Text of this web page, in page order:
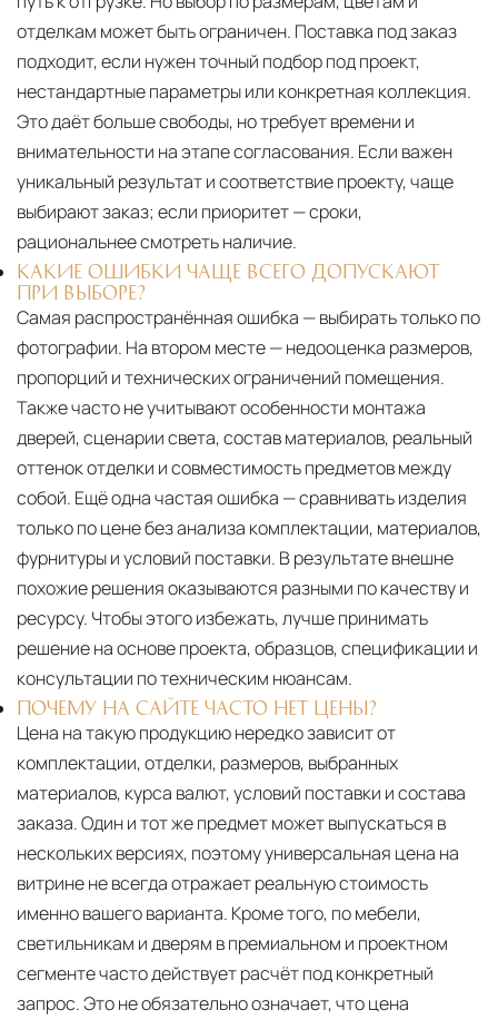
отделкам может быть ограничен. Поставка под заказ
подходит, если нужен точный подбор под проект,
нестандартные параметры или конкретная коллекция.
Это даёт больше свободы, но требует времени и
внимательности на этапе согласования. Если важен
уникальный результат и соответствие проекту, чаще
выбирают заказ; если приоритет — сроки,
рациональнее смотреть наличие.
КАКИЕ ОШИБКИ ЧАЩЕ ВСЕГО ДОПУСКАЮТ
ПРИ ВЫБОРЕ?
Самая распространённая ошибка — выбирать только по
фотографии. На втором месте — недооценка размеров,
пропорций и технических ограничений помещения.
Также часто не учитывают особенности монтажа
дверей, сценарии света, состав материалов, реальный
оттенок отделки и совместимость предметов между
собой. Ещё одна частая ошибка — сравнивать изделия
только по цене без анализа комплектации, материалов,
фурнитуры и условий поставки. В результате внешне
похожие решения оказываются разными по качеству и
ресурсу. Чтобы этого избежать, лучше принимать
решение на основе проекта, образцов, спецификации и
консультации по техническим нюансам.
ПОЧЕМУ НА САЙТЕ ЧАСТО НЕТ ЦЕНЫ?
Цена на такую продукцию нередко зависит от
комплектации, отделки, размеров, выбранных
материалов, курса валют, условий поставки и состава
заказа. Один и тот же предмет может выпускаться в
нескольких версиях, поэтому универсальная цена на
витрине не всегда отражает реальную стоимость
именно вашего варианта. Кроме того, по мебели,
светильникам и дверям в премиальном и проектном
сегменте часто действует расчёт под конкретный
запрос. Это не обязательно означает, что цена